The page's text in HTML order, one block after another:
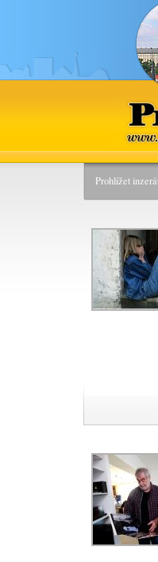
Prohlížet